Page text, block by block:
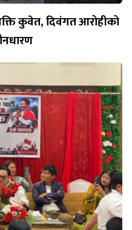
कुवेत, दिवंगत आरोहीको